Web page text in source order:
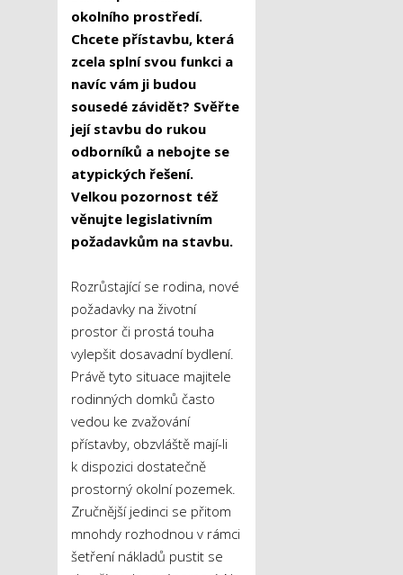
okolního prostředí.
Chcete přístavbu, která
zcela splní svou funkci a
navíc vám ji budou
sousedé závidět? Svěřte
její stavbu do rukou
odborníků a nebojte se
atypických řešení.
Velkou pozornost též
věnujte legislativním
požadavkům na stavbu.
Rozrůstající se rodina, nové
požadavky na životní
prostor či prostá touha
vylepšit dosavadní bydlení.
Právě tyto situace majitele
rodinných domků často
vedou ke zvažování
přístavby, obzvláště mají-li
k dispozici dostatečně
prostorný okolní pozemek.
Zručnější jedinci se přitom
mnohdy rozhodnou v rámci
šetření nákladů pustit se